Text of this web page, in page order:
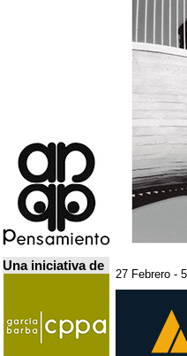
Una iniciativa de
27 Febrero -